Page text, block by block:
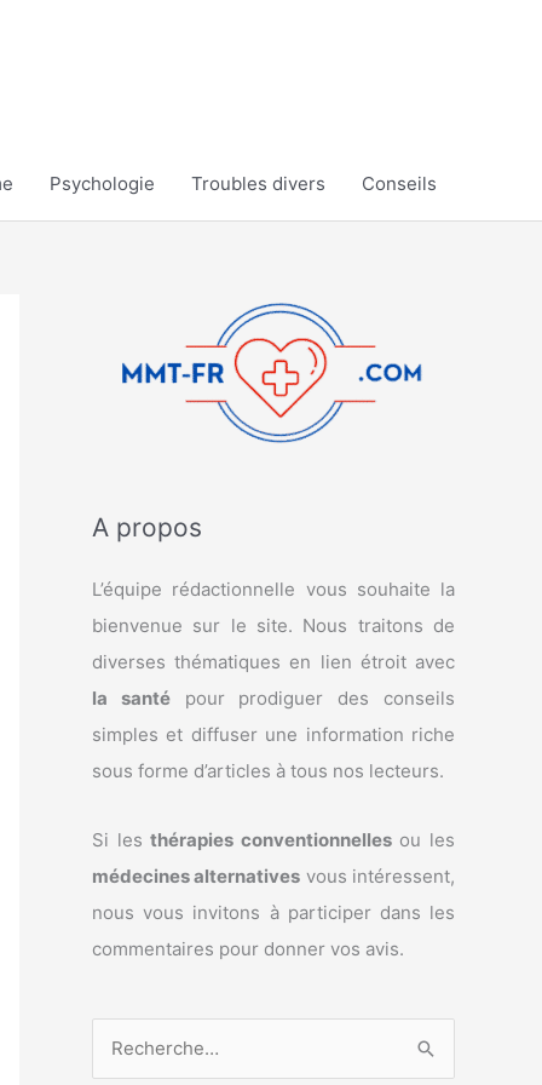
Psychologie Troubles divers Conseils
A propos
L’équipe rédactionnelle vous souhaite la
bienvenue sur le site. Nous traitons de
diverses thématiques en lien étroit avec
la santépour prodiguer des conseils
simples et diffuser une information riche
sous forme d’articles à tous nos lecteurs.
Si lesthérapies conventionnellesou les
médecines alternatives vous intéressent,
nous vous invitons à participer dans les
commentaires pour donner vos avis.